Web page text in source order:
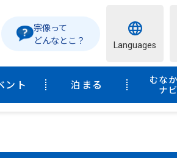
宗像って
どんなとこ？
Languages
ント 泊まる
むな
ナビ